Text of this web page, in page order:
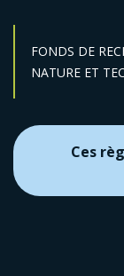
FONDS DE
Secteur :
NATURE ET
Ces